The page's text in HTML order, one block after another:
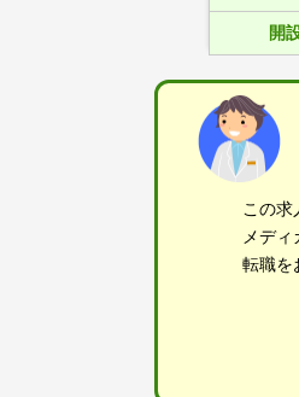
開
この求
メデ
転職を